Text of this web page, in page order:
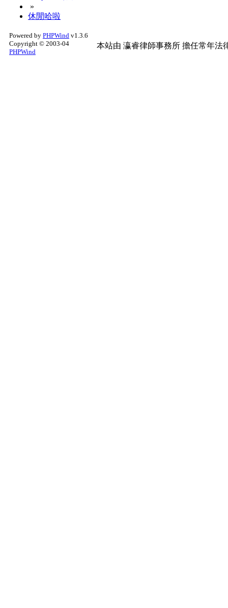
»
休閒哈啦
Powered by PHPWind v1.3.6
Copyright © 2003-04
PHPWind
本站由 瀛睿律師事務所 擔任常年法